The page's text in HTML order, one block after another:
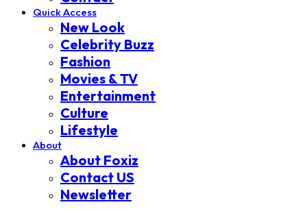
Quick Access
New Look
Celebrity Buzz
Fashion
Movies & TV
Entertainment
Culture
Lifestyle
About
About Foxiz
Contact US
Newsletter